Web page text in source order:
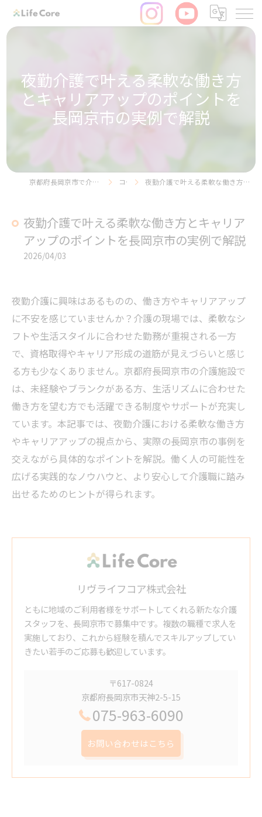
夜勤介護で叶える柔軟な働き方
とキャリアアップのポイントを
長岡京市の実例で解説
京都府長岡京市で介護の求人ならリヴライフコア株式会社 コラム 夜勤介護で叶える柔軟な働き方とキャリアアップのポイントを長岡京市の実例で解説
夜勤介護で叶える柔軟な働き方とキャリア
アップのポイントを長岡京市の実例で解説
2026/04/03
夜勤介護に興味はあるものの、働き方やキャリアアップ
に不安を感じていませんか？介護の現場では、柔軟なシ
フトや生活スタイルに合わせた勤務が重視される一方
で、資格取得やキャリア形成の道筋が見えづらいと感じ
る方も少なくありません。京都府長岡京市の介護施設で
は、未経験やブランクがある方、生活リズムに合わせた
働き方を望む方でも活躍できる制度やサポートが充実し
ています。本記事では、夜勤介護における柔軟な働き方
やキャリアアップの視点から、実際の長岡京市の事例を
交えながら具体的なポイントを解説。働く人の可能性を
広げる実践的なノウハウと、より安心して介護職に踏み
出せるためのヒントが得られます。
リヴライフコア株式会社
ともに地域のご利用者様をサポートしてくれる新たな介護
スタッフを、長岡京市で募集中です。複数の職種で求人を
実施しており、これから経験を積んでスキルアップしてい
きたい若手のご応募も歓迎しています。
〒617-0824
京都府長岡京市天神2-5-15
075-963-6090
お問い合わせはこちら